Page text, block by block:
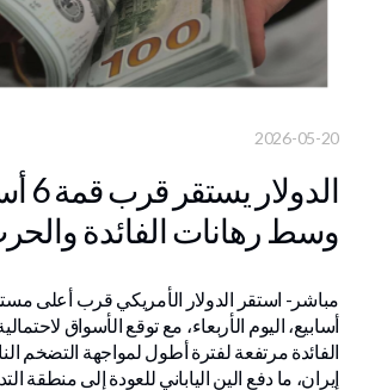
2026-05-20
وسط رهانات الفائدة
مباشر- استقر الدولار الأمريكي قرب أعلى
أسابيع، اليوم الأربعاء، مع توقع الأسواق
الفائدة مرتفعة لفترة أطول لمواجهة التضخم
إيران، ما دفع الين الياباني للعودة إلى منطقة